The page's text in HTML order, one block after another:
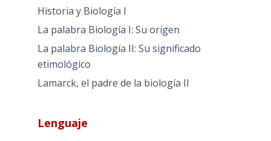
Historia y Biología I
La palabra Biología I: Su origen
La palabra Biología II: Su significado
etimológico
Lamarck, el padre de la biología II
Lenguaje